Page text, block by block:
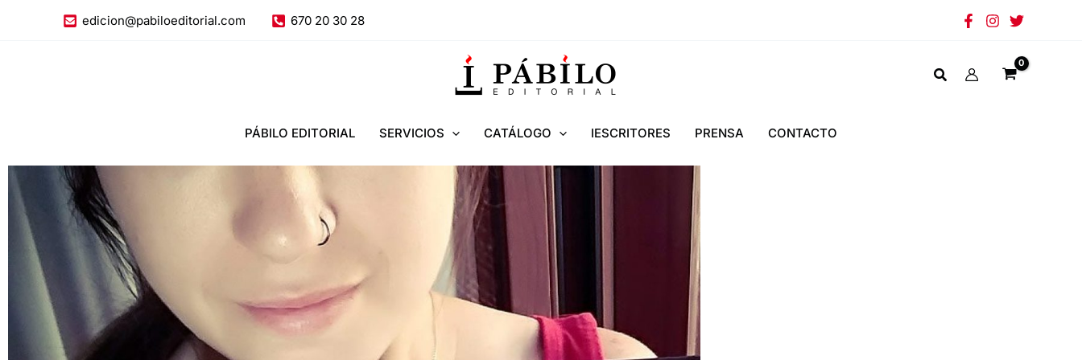
edicion@pabiloeditorial.com 670 20 30 28
PÁBILO EDITORIAL SERVICIOS CATÁLOGO IESCRITORES PRENSA CONTACTO